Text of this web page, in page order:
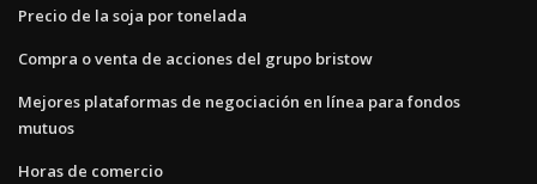
Precio de la soja por tonelada
Compra o venta de acciones del grupo bristow
Mejores plataformas de negociación en línea para fondos
mutuos
Horas de comercio